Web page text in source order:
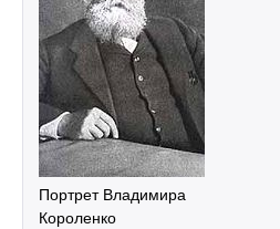
Портрет Владимира
Короленко